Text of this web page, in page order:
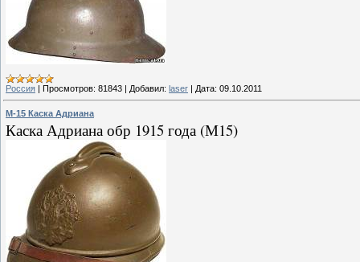
Россия | Просмотров: 81843 | Добавил: laser | Дата: 09.10.2011
М-15 Каска Адриана
Каска Адриана обр 1915 года (М15)